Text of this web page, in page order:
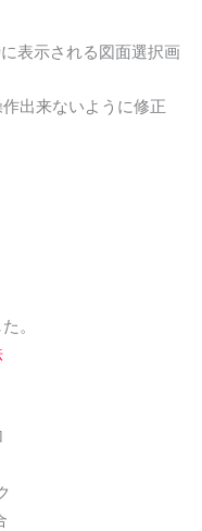
表示される図面選択画
出来ないように修正
。